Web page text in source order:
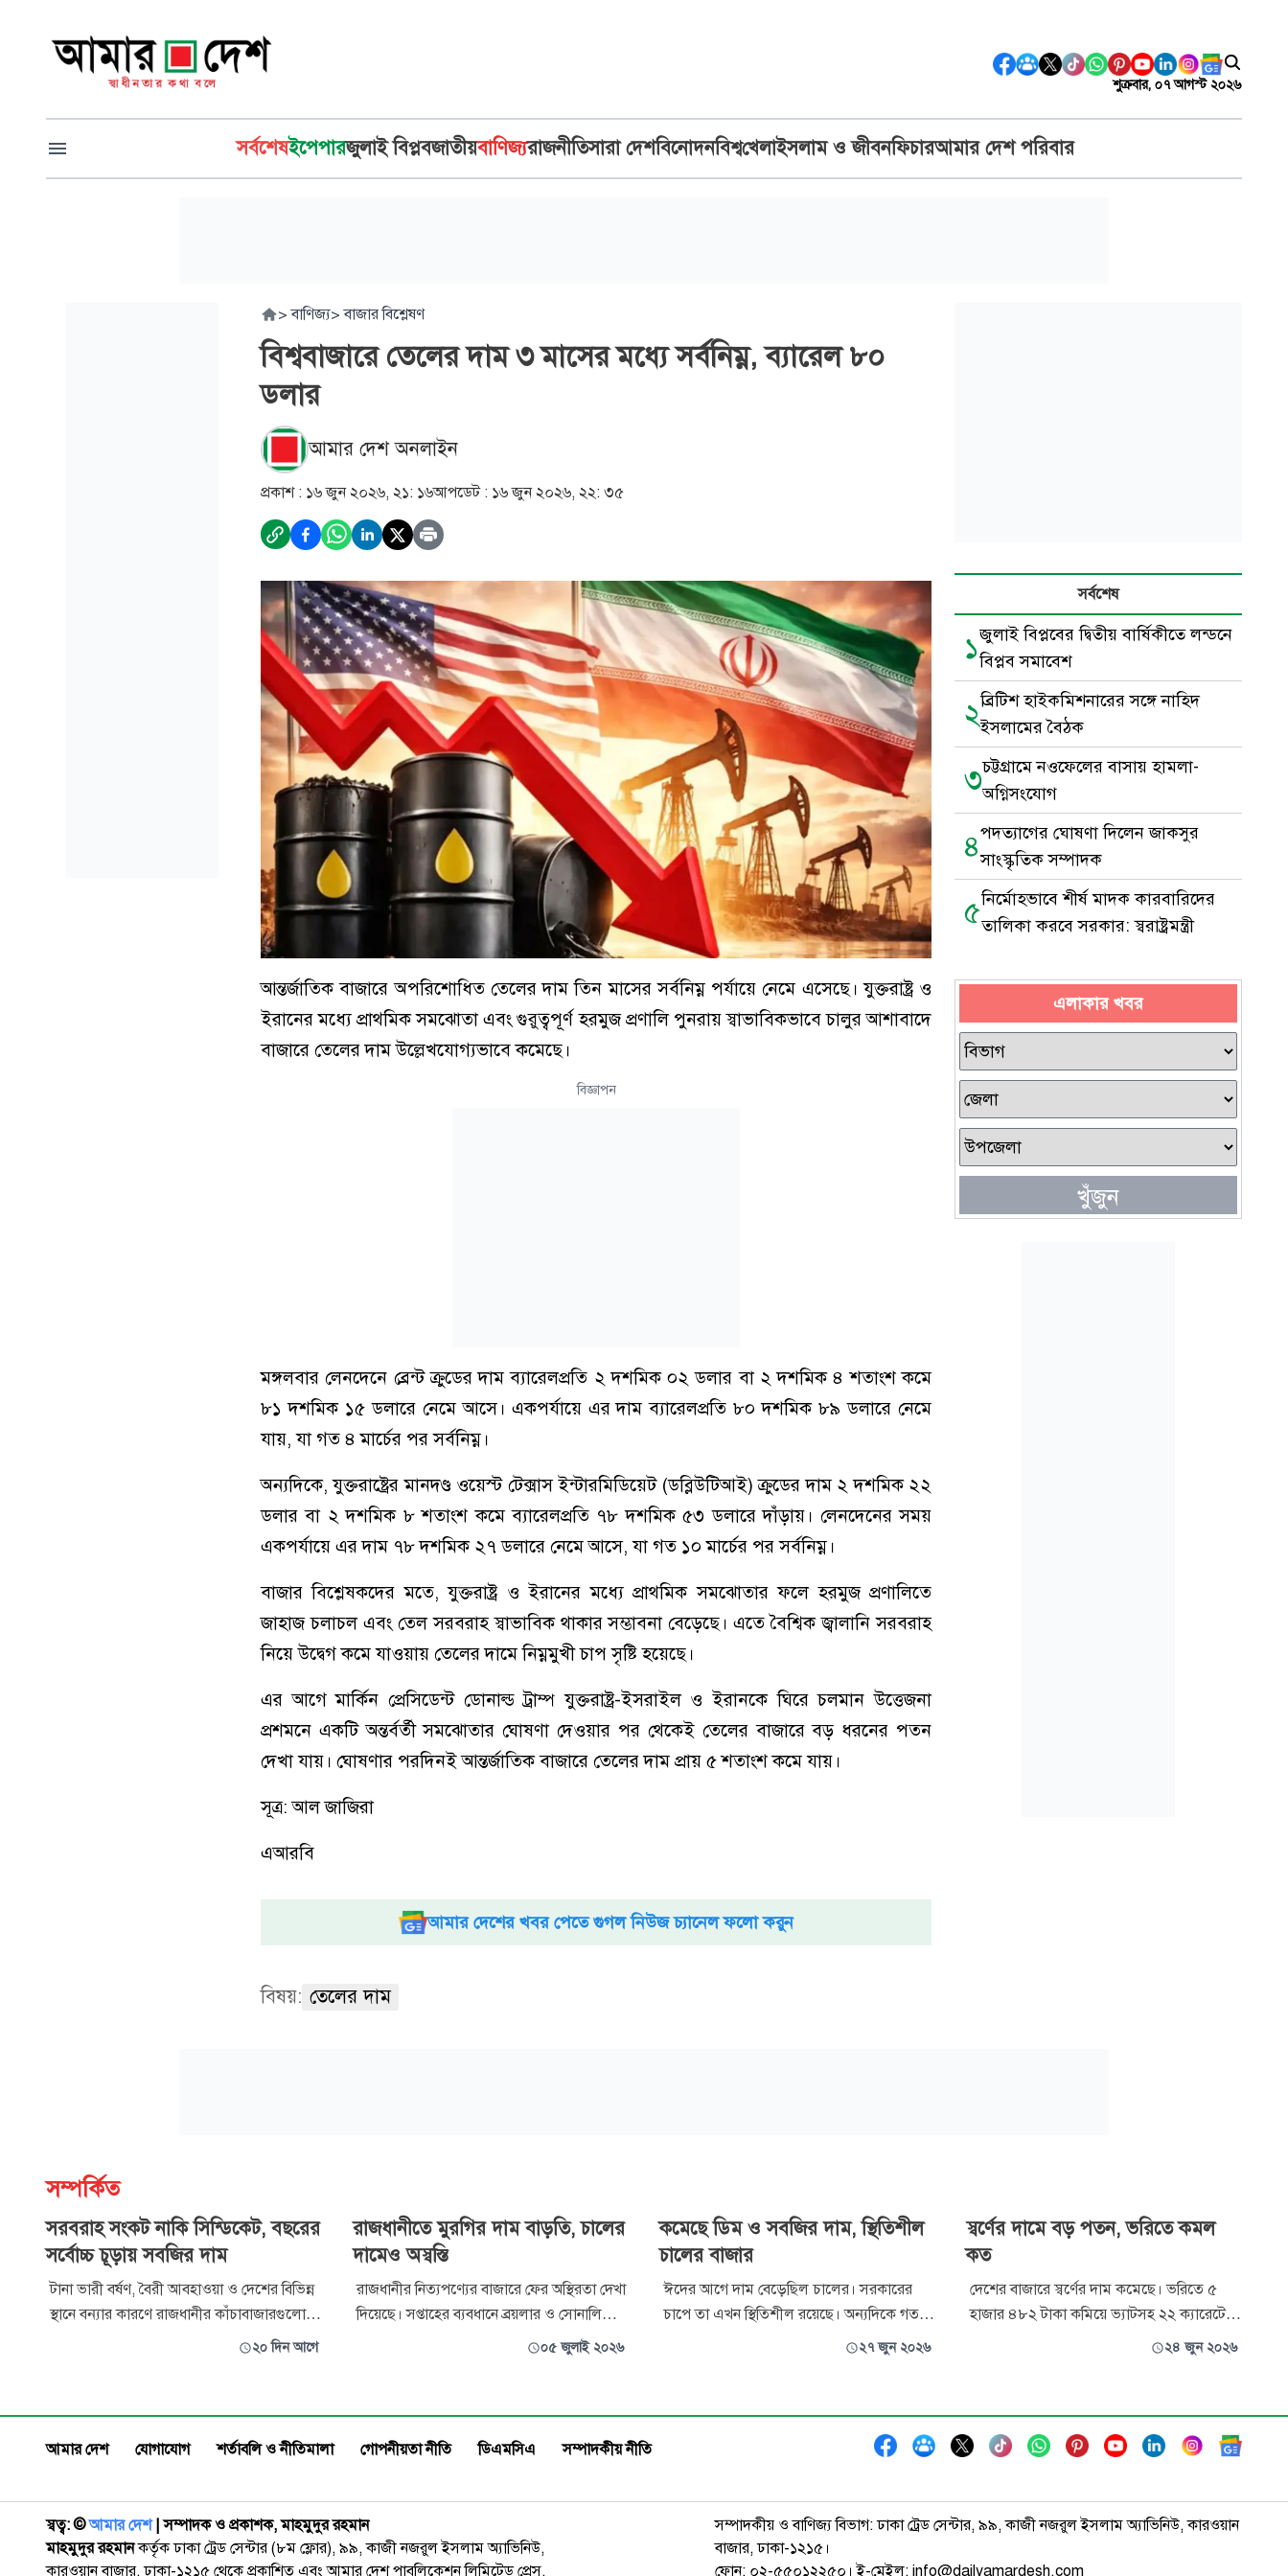
শুক্রবার, ০৭ আগস্ট ২০২৬
সর্বশেষইপেপারজুলাই বিপ্লবজাতীয়বাণিজ্যরাজনীতিসারা দেশবিনোদনবিশ্বখেলাইসলাম ও জীবনফিচারআমার দেশ পরিবার
> বাণিজ্য> বাজার বিশ্লেষণ
বিশ্ববাজারে তেলের দাম ৩ মাসের মধ্যে সর্বনিম্ন, ব্যারেল ৮০
ডলার
আমার দেশ অনলাইন
প্রকাশ : ১৬ জুন ২০২৬, ২১: ১৬আপডেট : ১৬ জুন ২০২৬, ২২: ৩৫
আন্তর্জাতিক বাজারে অপরিশোধিত তেলের দাম তিন মাসের সর্বনিম্ন পর্যায়ে নেমে এসেছে। যুক্তরাষ্ট্র ও
ইরানের মধ্যে প্রাথমিক সমঝোতা এবং গুরুত্বপূর্ণ হরমুজ প্রণালি পুনরায় স্বাভাবিকভাবে চালুর আশাবাদে
বাজারে তেলের দাম উল্লেখযোগ্যভাবে কমেছে।
বিজ্ঞাপন
মঙ্গলবার লেনদেনে ব্রেন্ট ক্রুডের দাম ব্যারেলপ্রতি ২ দশমিক ০২ ডলার বা ২ দশমিক ৪ শতাংশ কমে
৮১ দশমিক ১৫ ডলারে নেমে আসে। একপর্যায়ে এর দাম ব্যারেলপ্রতি ৮০ দশমিক ৮৯ ডলারে নেমে
যায়, যা গত ৪ মার্চের পর সর্বনিম্ন।
অন্যদিকে, যুক্তরাষ্ট্রের মানদণ্ড ওয়েস্ট টেক্সাস ইন্টারমিডিয়েট (ডব্লিউটিআই) ক্রুডের দাম ২ দশমিক ২২
ডলার বা ২ দশমিক ৮ শতাংশ কমে ব্যারেলপ্রতি ৭৮ দশমিক ৫৩ ডলারে দাঁড়ায়। লেনদেনের সময়
একপর্যায়ে এর দাম ৭৮ দশমিক ২৭ ডলারে নেমে আসে, যা গত ১০ মার্চের পর সর্বনিম্ন।
বাজার বিশ্লেষকদের মতে, যুক্তরাষ্ট্র ও ইরানের মধ্যে প্রাথমিক সমঝোতার ফলে হরমুজ প্রণালিতে
জাহাজ চলাচল এবং তেল সরবরাহ স্বাভাবিক থাকার সম্ভাবনা বেড়েছে। এতে বৈশ্বিক জ্বালানি সরবরাহ
নিয়ে উদ্বেগ কমে যাওয়ায় তেলের দামে নিম্নমুখী চাপ সৃষ্টি হয়েছে।
এর আগে মার্কিন প্রেসিডেন্ট ডোনাল্ড ট্রাম্প যুক্তরাষ্ট্র-ইসরাইল ও ইরানকে ঘিরে চলমান উত্তেজনা
প্রশমনে একটি অন্তর্বর্তী সমঝোতার ঘোষণা দেওয়ার পর থেকেই তেলের বাজারে বড় ধরনের পতন
দেখা যায়। ঘোষণার পরদিনই আন্তর্জাতিক বাজারে তেলের দাম প্রায় ৫ শতাংশ কমে যায়।
সূত্র: আল জাজিরা
এআরবি
আমার দেশের খবর পেতে গুগল নিউজ চ্যানেল ফলো করুন
বিষয়: তেলের দাম
সর্বশেষ
১জুলাই বিপ্লবের দ্বিতীয় বার্ষিকীতে লন্ডনে
বিপ্লব সমাবেশ
২ব্রিটিশ হাইকমিশনারের সঙ্গে নাহিদ
ইসলামের বৈঠক
৩চট্টগ্রামে নওফেলের বাসায় হামলা-
অগ্নিসংযোগ
৪পদত্যাগের ঘোষণা দিলেন জাকসুর
সাংস্কৃতিক সম্পাদক
৫নির্মোহভাবে শীর্ষ মাদক কারবারিদের
তালিকা করবে সরকার: স্বরাষ্ট্রমন্ত্রী
এলাকার খবর
খুঁজুন
সম্পর্কিত
সরবরাহ সংকট নাকি সিন্ডিকেট, বছরের
সর্বোচ্চ চূড়ায় সবজির দাম
টানা ভারী বর্ষণ, বৈরী আবহাওয়া ও দেশের বিভিন্ন
স্থানে বন্যার কারণে রাজধানীর কাঁচাবাজারগুলোয়
নিত্যপণ্যের দামে অস্থিরতা দেখা দিয়েছে। সপ্তাহের
বিপাকে পড়েছেন সাধারণ ক্রেতারা। সরবরাহ
সংকটের অজুহাতে প্রায় প্
২০ দিন আগে
রাজধানীতে মুরগির দাম বাড়তি, চালের
দামেও অস্বস্তি
রাজধানীর নিত্যপণ্যের বাজারে ফের অস্থিরতা দেখা
দিয়েছে। সপ্তাহের ব্যবধানে ব্রয়লার ও সোনালি
মুরগির দাম কেজিতে ২০ থেকে ৩০ টাকা
বাজারেও দেখা দিয়েছে অস্বস্তি।
০৫ জুলাই ২০২৬
কমেছে ডিম ও সবজির দাম, স্থিতিশীল
চালের বাজার
ঈদের আগে দাম বেড়েছিল চালের। সরকারের
চাপে তা এখন স্থিতিশীল রয়েছে। অন্যদিকে গত
সপ্তাহের তুলনায় সবজি, ডিম ও ফরিদপুর অঞ্চলের
দাম বেড়েছে।
২৭ জুন ২০২৬
স্বর্ণের দামে বড় পতন, ভরিতে কমল
কত
দেশের বাজারে স্বর্ণের দাম কমেছে। ভরিতে ৫
হাজার ৪৮২ টাকা কমিয়ে ভ্যাটসহ ২২ ক্যারেটের
এক ভরি স্বর্ণের দাম ২ লাখ ২৫ হাজার ২৯০ টাকা
২৪ জুন ২০২৬
আমার দেশ যোগাযোগ শর্তাবলি ও নীতিমালা গোপনীয়তা নীতি ডিএমসিএ সম্পাদকীয় নীতি
স্বত্ব: ©️আমার দেশ| সম্পাদক ও প্রকাশক, মাহমুদুর রহমান
মাহমুদুর রহমানকর্তৃক ঢাকা ট্রেড সেন্টার (৮ম ফ্লোর), ৯৯, কাজী নজরুল ইসলাম অ্যাভিনিউ,
কারওয়ান বাজার, ঢাকা-১২১৫ থেকে প্রকাশিত এবং আমার দেশ পাবলিকেশন লিমিটেড প্রেস,
সম্পাদকীয় ও বাণিজ্য বিভাগ: ঢাকা ট্রেড সেন্টার, ৯৯, কাজী নজরুল ইসলাম অ্যাভিনিউ, কারওয়ান
বাজার, ঢাকা-১২১৫।
ফোন: ০২-৫৫০১২২৫০। ই-মেইল: info@dailyamardesh.com